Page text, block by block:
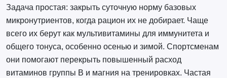
Задача простая: закрыть суточную норму базовых
микронутриентов, когда рацион их не добирает. Чаще
всего их берут как мультивитамины для иммунитета и
общего тонуса, особенно осенью и зимой. Спортсменам
они помогают перекрыть повышенный расход
витаминов группы B и магния на тренировках. Частая